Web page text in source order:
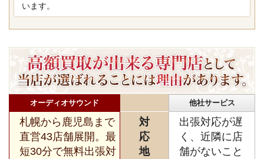
います。
オーディオサウンド 他社サービス
札幌から鹿児島まで
直営43店舗展開。最
短30分で無料出張対
対
応
地
出張対応が遅
く、近隣に店
舗がないこと